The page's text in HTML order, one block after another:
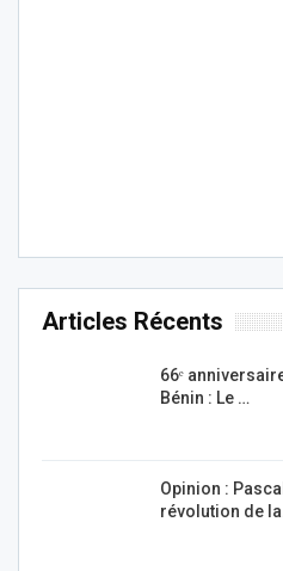
Articles Récents
66ᵉ
Bénin : Le …
Opinion :
révolution de